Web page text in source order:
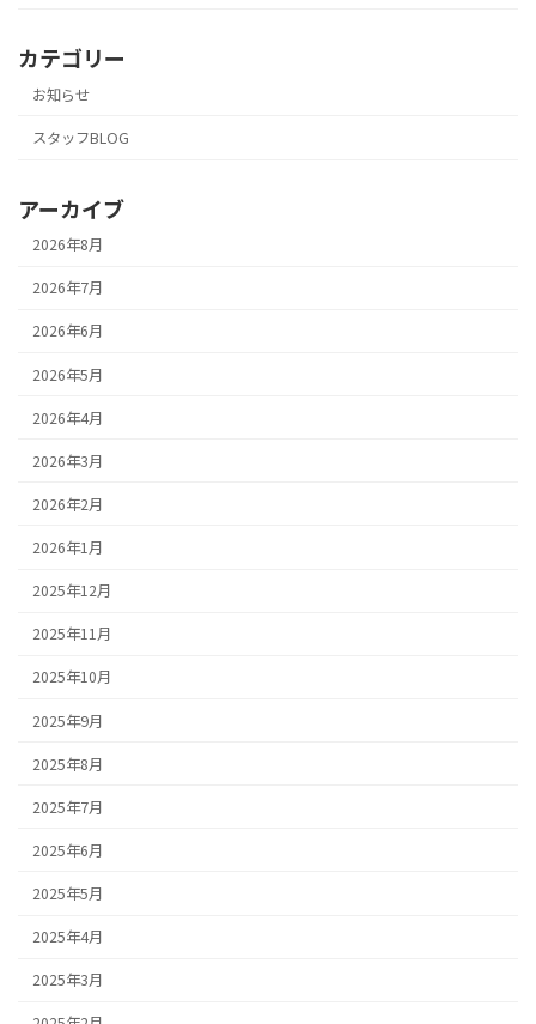
カテゴリー
お知らせ
スタッフBLOG
アーカイブ
2026年8月
2026年7月
2026年6月
2026年5月
2026年4月
2026年3月
2026年2月
2026年1月
2025年12月
2025年11月
2025年10月
2025年9月
2025年8月
2025年7月
2025年6月
2025年5月
2025年4月
2025年3月